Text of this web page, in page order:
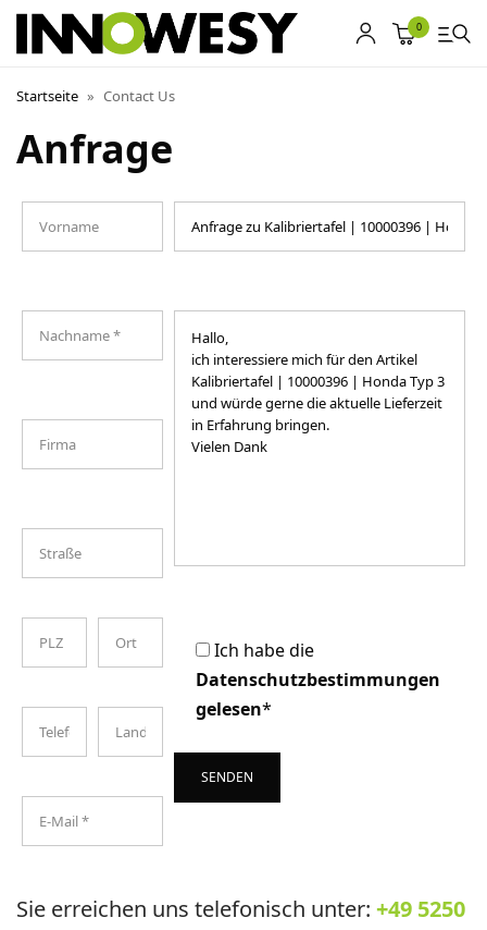
0
Startseite » Contact Us
Anfrage
Ich habe die
Datenschutzbestimmungen
gelesen*
A
Sie erreichen uns telefonisch unter:+49 5250
Shop
Ankauf
Kontakt